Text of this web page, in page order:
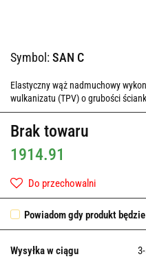
Symbol:SAN C
Elastyczny wąż nadmuchowy
wulkanizatu (TPV) o grubości
Brak towaru
1914.91
Do przechowalni
Powiadom gdy produkt
Wysyłka w ciągu